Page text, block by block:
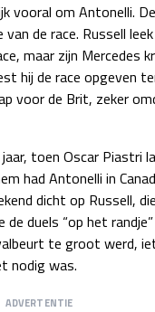
vooral om Antonelli.
de race. Russell
maar zijn Mercedes
hij de race opgeven
voor de Brit, zeker
toen Oscar Piastri
had Antonelli in
dicht op Russell,
duels “op het
te groot werd,
nodig was.
ADVERTENTIE